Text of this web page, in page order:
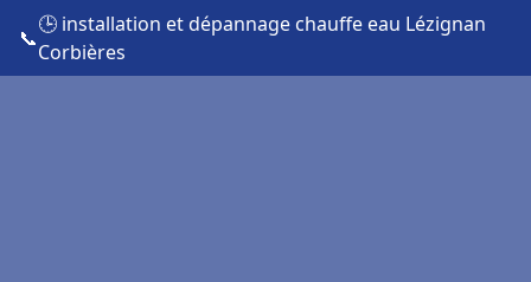
📞
🕒 installation et dépannage chauffe eau Lézignan
Corbières